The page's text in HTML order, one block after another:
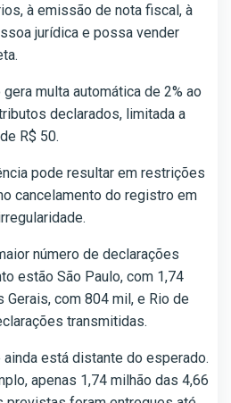
à emissão de nota fiscal, à
jurídica e possa vender
multa automática de 2% ao
declarados, limitada a
R$ 50.
pode resultar em restrições
cancelamento do registro em
número de declarações
estão São Paulo, com 1,74
Gerais, com 804 mil, e Rio de
transmitidas.
está distante do esperado.
apenas 1,74 milhão das 4,66